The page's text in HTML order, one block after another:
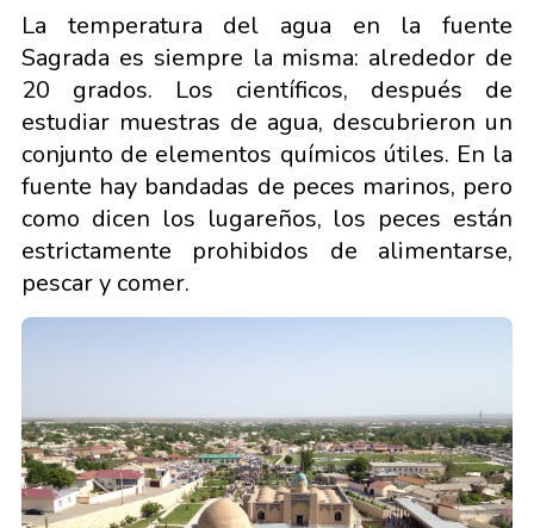
La temperatura del agua en la fuente
Sagrada es siempre la misma: alrededor de
20 grados. Los científicos, después de
estudiar muestras de agua, descubrieron un
conjunto de elementos químicos útiles. En la
fuente hay bandadas de peces marinos, pero
como dicen los lugareños, los peces están
estrictamente prohibidos de alimentarse,
pescar y comer.